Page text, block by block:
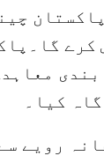
کرے
کیا۔
رویے